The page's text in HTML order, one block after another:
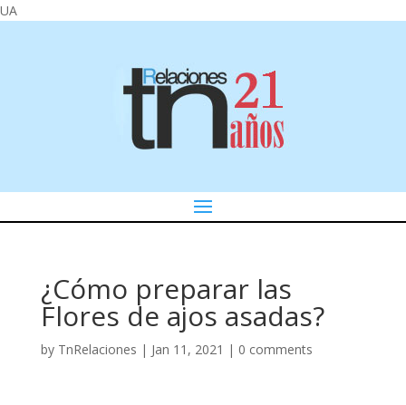
UA
¿Cómo preparar las
Flores de ajos asadas?
by TnRelaciones | Jan 11, 2021 | 0 comments